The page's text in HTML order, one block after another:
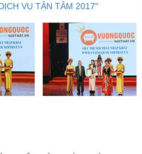
VỤ TẬN TÂM 2017"